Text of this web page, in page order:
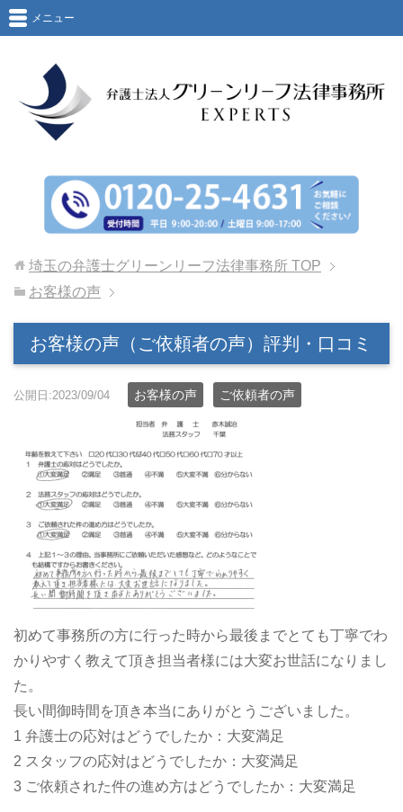
メニュー
埼玉の弁護士グリーンリーフ法律事務所 TOP
お客様の声
お客様の声（ご依頼者の声）評判・口コミ
公開日:2023/09/04 お客様の声 ご依頼者の声
初めて事務所の方に行った時から最後までとても丁寧でわ
かりやすく教えて頂き担当者様には大変お世話になりまし
た。
長い間御時間を頂き本当にありがとうございました。
1 弁護士の応対はどうでしたか：大変満足
2 スタッフの応対はどうでしたか：大変満足
3 ご依頼された件の進め方はどうでしたか：大変満足